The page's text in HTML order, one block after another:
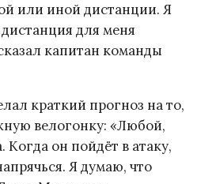
или иной дистанции. Я
для меня
капитан команды
краткий прогноз на то,
велогонку: «Любой,
Когда он пойдёт в атаку,
Я думаю, что